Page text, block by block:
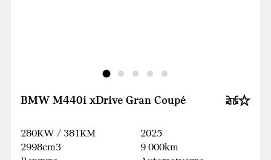
BMW M440i xDrive Gran Coupé
280KW / 381KM
2998cm3
2025
9 000km